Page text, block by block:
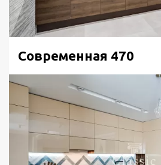
Современная 470